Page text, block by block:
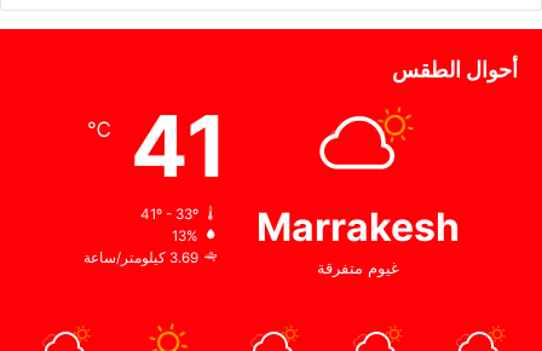
أحوال الطقس
Marrakesh
غيوم متفرقة
41
℃
41º - 33º
13%
3.69 كيلومتر/ساعة